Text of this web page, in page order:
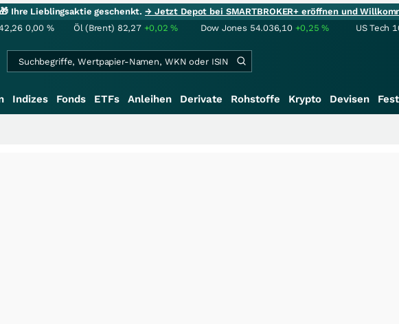
🎁 Ihre Lieblingsaktie geschenkt.→ Jetzt Depot bei SMARTBROKER+ eröffnen und
0,00 % Öl (Brent) 82,27 +0,02% Dow Jones 54.036,10 +0,25% US Tech
Indizes Fonds ETFs Anleihen Derivate Rohstoffe Krypto Devisen